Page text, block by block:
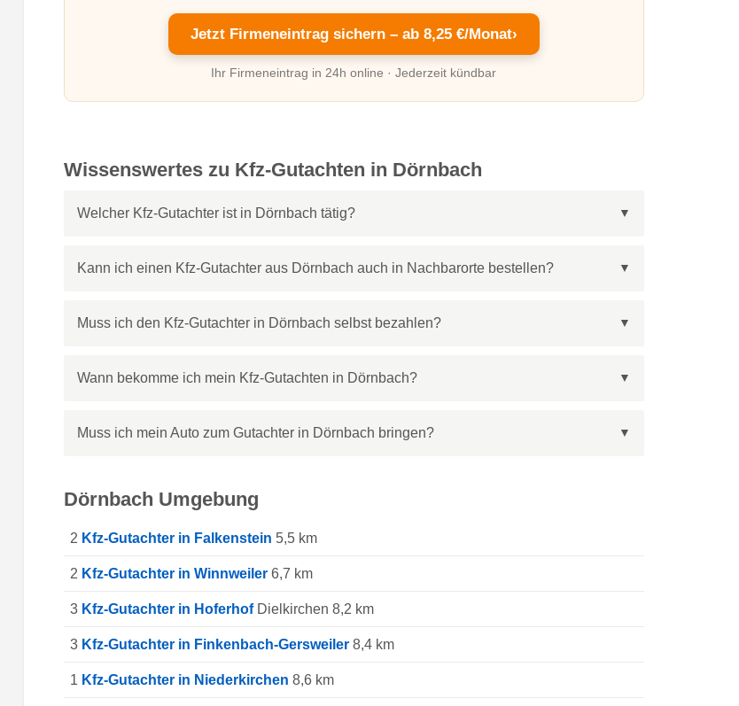
Jetzt Firmeneintrag sichern – ab 8,25 €/Monat›
Ihr Firmeneintrag in 24h online · Jederzeit kündbar
Wissenswertes zu Kfz-Gutachten in Dörnbach
Welcher Kfz-Gutachter ist in Dörnbach tätig?
Kann ich einen Kfz-Gutachter aus Dörnbach auch in Nachbarorte bestellen?
Muss ich den Kfz-Gutachter in Dörnbach selbst bezahlen?
Wann bekomme ich mein Kfz-Gutachten in Dörnbach?
Muss ich mein Auto zum Gutachter in Dörnbach bringen?
Dörnbach Umgebung
2 Kfz-Gutachter in Falkenstein 5,5 km
2 Kfz-Gutachter in Winnweiler6,7 km
3 Kfz-Gutachter in HoferhofDielkirchen 8,2 km
3 Kfz-Gutachter in Finkenbach-Gersweiler8,4 km
1 Kfz-Gutachter in Niederkirchen 8,6 km